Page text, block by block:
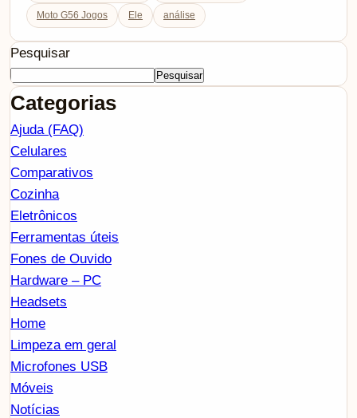
Moto G56 Jogos Ele análise
Pesquisar
Pesquisar
Categorias
Ajuda (FAQ)
Celulares
Comparativos
Cozinha
Eletrônicos
Ferramentas úteis
Fones de Ouvido
Hardware – PC
Headsets
Home
Limpeza em geral
Microfones USB
Móveis
Notícias